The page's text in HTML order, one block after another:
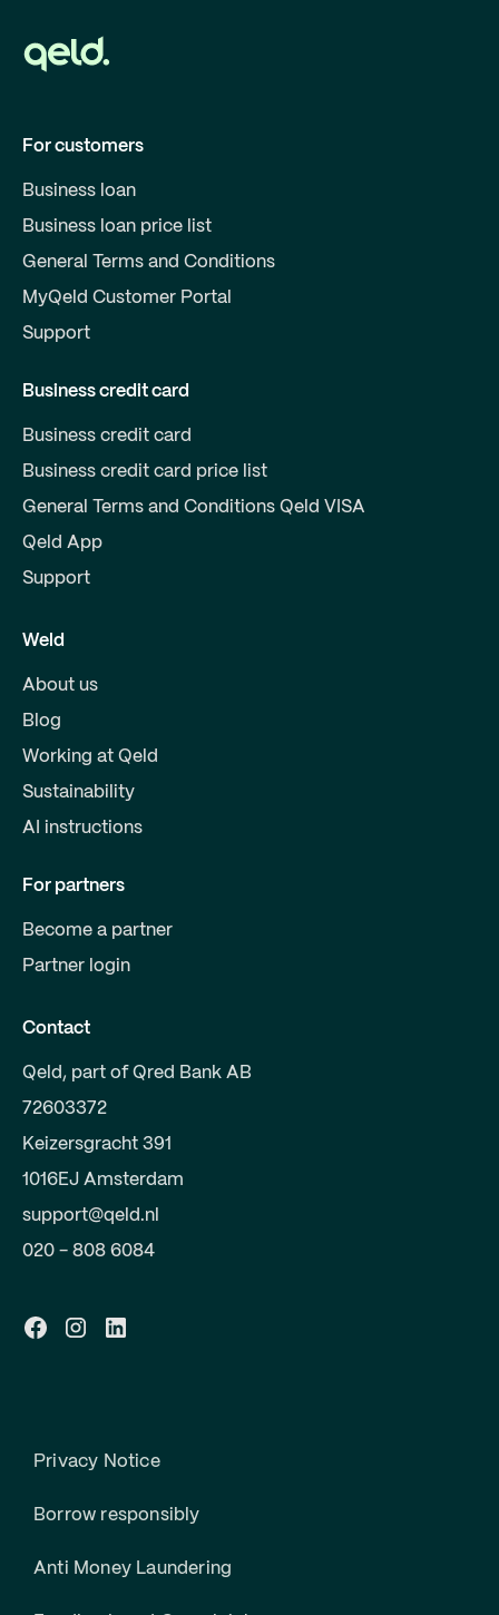
For customers
Business loan
Business loan price list
General Terms and Conditions
MyQeld Customer Portal
Support
Business credit card
Business credit card
Business credit card price list
General Terms and Conditions Qeld VISA
Qeld App
Support
Weld
About us
Blog
Working at Qeld
Sustainability
AI instructions
For partners
Become a partner
Partner login
Contact
Qeld, part of Qred Bank AB
72603372
Keizersgracht 391
1016EJ Amsterdam
support@qeld.nl
020 - 808 6084
Privacy Notice
Borrow responsibly
Anti Money Laundering